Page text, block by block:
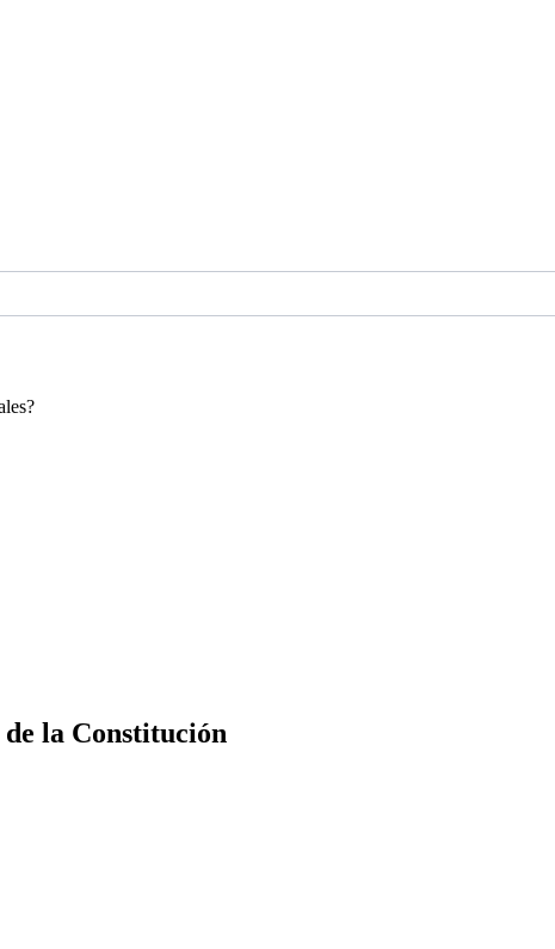
la Constitución